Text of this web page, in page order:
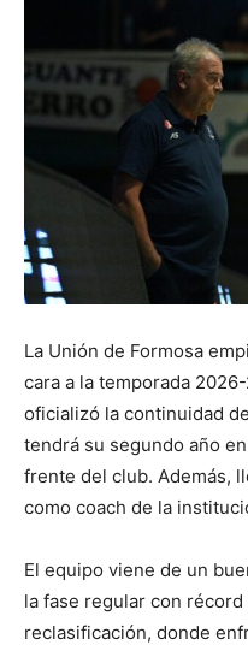
La Unión de Formosa
cara a la temporada
oficializó la continuidad
tendrá su segundo año
frente del club. Además,
como coach de la
El equipo viene de un
la fase regular con
reclasificación, donde